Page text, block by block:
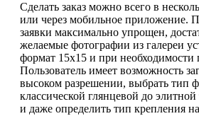
Сделать заказ можно всего в
или через мобильное приложение.
заявки максимально упрощен,
желаемые фотографии из галереи
формат 15х15 и при необходимости
Пользователь имеет возможность
высоком разрешении, выбрать тип
классической глянцевой до
и даже определить тип крепления